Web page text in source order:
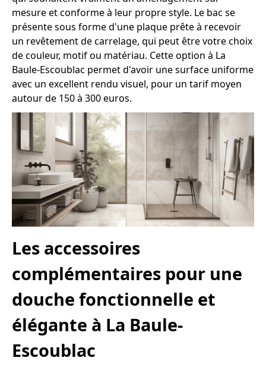
mesure et conforme à leur propre style. Le bac se
présente sous forme d'une plaque prête à recevoir
un revêtement de carrelage, qui peut être votre choix
de couleur, motif ou matériau. Cette option à La
Baule-Escoublac permet d'avoir une surface uniforme
avec un excellent rendu visuel, pour un tarif moyen
autour de 150 à 300 euros.
Les accessoires
complémentaires pour une
douche fonctionnelle et
élégante à La Baule-
Escoublac